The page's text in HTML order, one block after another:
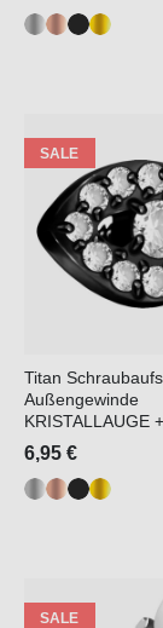
SALE
Titan
Außengewinde
KRISTALLAUGE
6,95 €
SALE